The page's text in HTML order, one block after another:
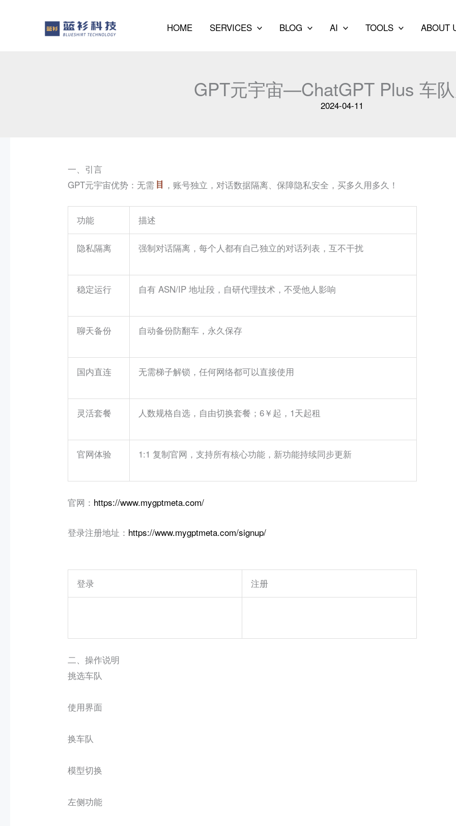
HOME SERVICES BLOG AI TOOLS ABOUT
GPT元宇宙—ChatGPT Plus 车
2024-04-11
一、引言
GPT元宇宙优势：无需
，账号独立，对话数据隔离、保障隐私安全，买多久用多久！
功能 描述
隐私隔离 强制对话隔离，每个人都有自己独立的对话列表，互不干扰
稳定运行 自有 ASN/IP 地址段，自研代理技术，不受他人影响
聊天备份 自动备份防翻车，永久保存
国内直连 无需梯子解锁，任何网络都可以直接使用
灵活套餐 人数规格自选，自由切换套餐；6￥起，1天起租
官网体验 1:1 复制官网，支持所有核心功能，新功能持续同步更新
官网： https://www.mygptmeta.com/
登录注册地址： https://www.mygptmeta.com/signup/
登录 注册
二、操作说明
挑选车队
使用界面
换车队
模型切换
左侧功能